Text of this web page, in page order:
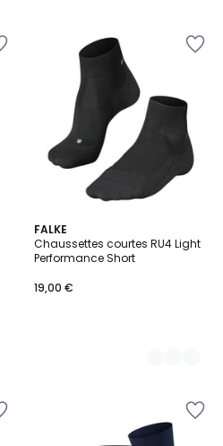
FALKE
Chaussettes courtes RU4 Light
Performance Short
19,00 €
3
Couleurs